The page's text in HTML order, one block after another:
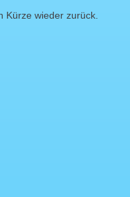
Kürze wieder zurück.